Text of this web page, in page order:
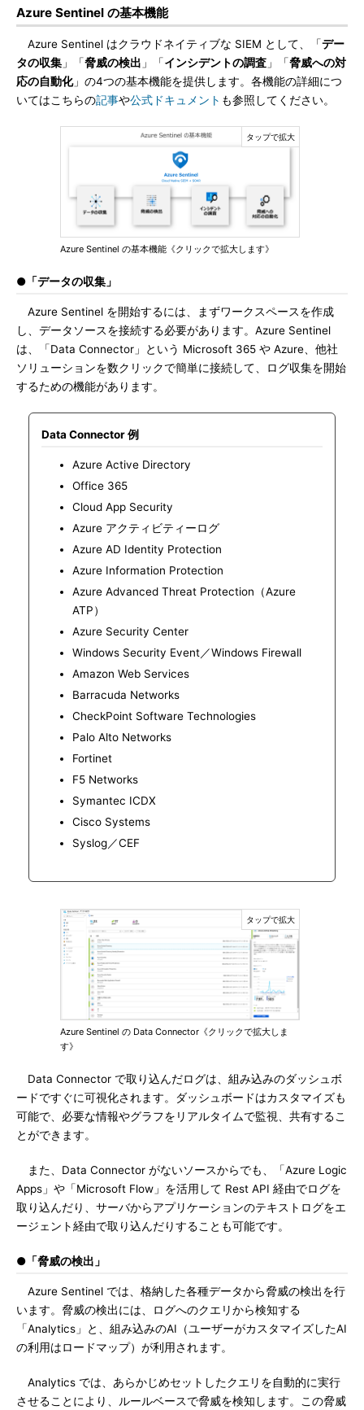
Azure Sentinel の基本機能
Azure Sentinel はクラウドネイティブな SIEM として、「デー
タの収集 」「脅威の検出 」「インシデントの調査 」「脅威への対
応の自動化」の4つの基本機能を提供します。各機能の詳細につ
いてはこちらの記事や公式ドキュメント も参照してください。
Azure Sentinel の基本機能《クリックで拡大します》
●「データの収集」
Azure Sentinel を開始するには、まずワークスペースを作成
し、データソースを接続する必要があります。Azure Sentinel
は、「Data Connector」という Microsoft 365 や Azure、他社
ソリューションを数クリックで簡単に接続して、ログ収集を開始
するための機能があります。
Data Connector 例
Azure Active Directory
Office 365
Cloud App Security
Azure アクティビティーログ
Azure AD Identity Protection
Azure Information Protection
Azure Advanced Threat Protection（Azure
ATP）
Azure Security Center
Windows Security Event／Windows Firewall
Amazon Web Services
Barracuda Networks
CheckPoint Software Technologies
Palo Alto Networks
Fortinet
F5 Networks
Symantec ICDX
Cisco Systems
Syslog／CEF
Azure Sentinel の Data Connector《クリックで拡大しま
す》
Data Connector で取り込んだログは、組み込みのダッシュボ
ードですぐに可視化されます。ダッシュボードはカスタマイズも
可能で、必要な情報やグラフをリアルタイムで監視、共有するこ
とができます。
また、Data Connector がないソースからでも、「Azure Logic
Apps」や「Microsoft Flow」を活用して Rest API 経由でログを
取り込んだり、サーバからアプリケーションのテキストログをエ
ージェント経由で取り込んだりすることも可能です。
●「脅威の検出」
Azure Sentinel では、格納した各種データから脅威の検出を行
います。脅威の検出には、ログへのクエリから検知する
「Analytics」と、組み込みのAI（ユーザーがカスタマイズしたAI
の利用はロードマップ）が利用されます。
Analytics では、あらかじめセットしたクエリを自動的に実行
させることにより、ルールベースで脅威を検知します。この脅威